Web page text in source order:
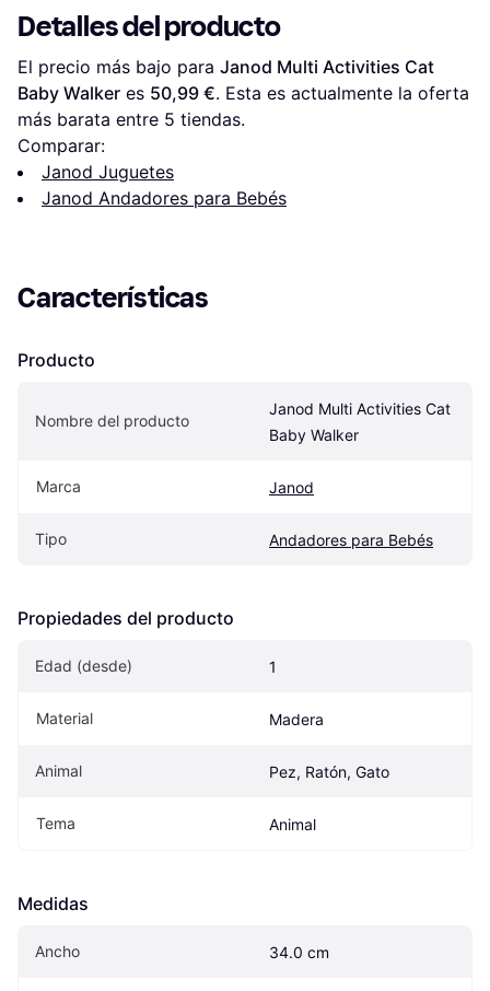
Detalles del producto
El precio más bajo para Janod Multi Activities Cat
Baby Walker es 50,99 €. Esta es actualmente la oferta
más barata entre 5 tiendas.
Comparar:
Janod Juguetes
Janod Andadores para Bebés
Características
Producto
Nombre del producto
Janod Multi Activities Cat
Baby Walker
Marca Janod
Tipo Andadores para Bebés
Propiedades del producto
Edad (desde) 1
Material Madera
Animal Pez, Ratón, Gato
Tema Animal
Medidas
Ancho 34.0 cm